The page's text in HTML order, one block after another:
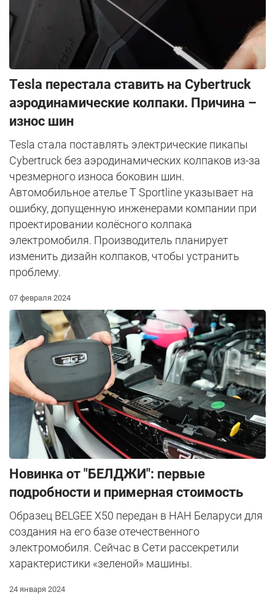
Tesla перестала ставить на Cybertruck
аэродинамические колпаки. Причина –
износ шин
Tesla стала поставлять электрические пикапы
Cybertruck без аэродинамических колпаков из-за
чрезмерного износа боковин шин.
Автомобильное ателье T Sportline указывает на
ошибку, допущенную инженерами компании при
проектировании колёсного колпака
электромобиля. Производитель планирует
изменить дизайн колпаков, чтобы устранить
проблему.
07 февраля 2024
Новинка от "БЕЛДЖИ": первые
подробности и примерная стоимость
Образец BELGEE X50 передан в НАН Беларуси для
создания на его базе отечественного
электромобиля. Сейчас в Сети рассекретили
характеристики «зеленой» машины.
24 января 2024